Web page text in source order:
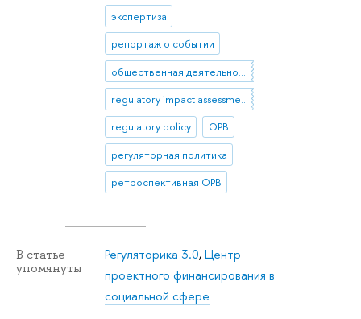
экспертиза
репортаж о событии
regulatory impact assessment
regulatory policy
ОРВ
регуляторная политика
ретроспективная ОРВ
В статье
упомянуты
Регуляторика 3.0,Центр
проектного финансирования в
социальной сфере